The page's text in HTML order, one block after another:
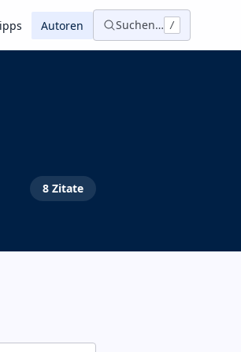
Autoren Suchen… /
8 Zitate